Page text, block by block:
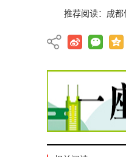
推荐阅读： 成都